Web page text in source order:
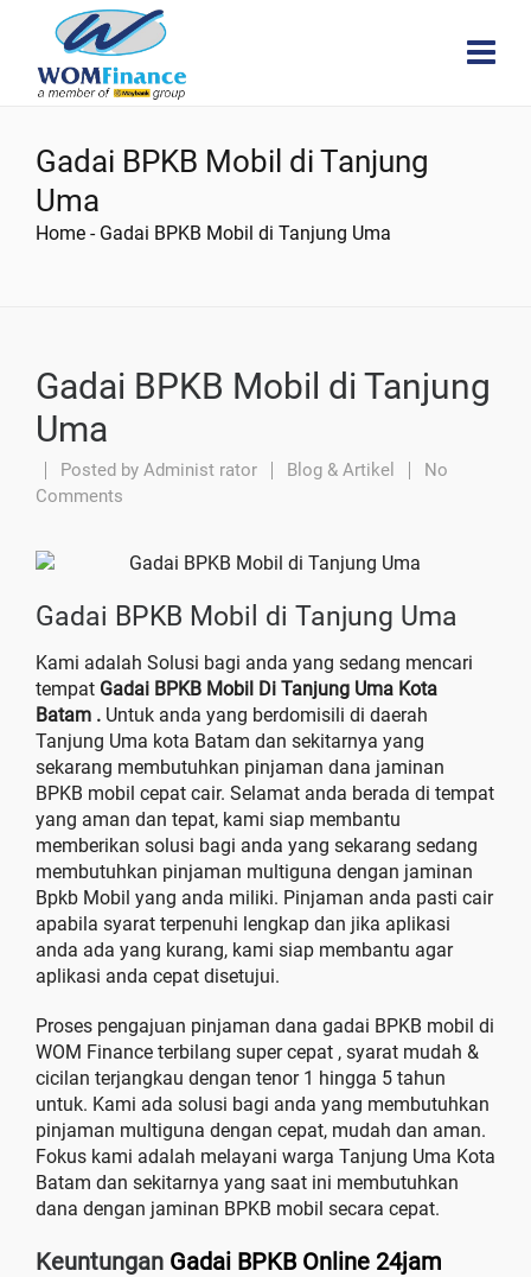
Gadai BPKB Mobil di Tanjung
Uma
Home - Gadai BPKB Mobil di Tanjung Uma
Gadai BPKB Mobil di Tanjung
Uma
Posted by Administ rator Blog & Artikel
No
Comments
Gadai BPKB Mobil di Tanjung Uma
Kami adalah Solusi bagi anda yang sedang mencari
tempat Gadai BPKB Mobil Di Tanjung Uma Kota
Batam . Untuk anda yang berdomisili di daerah
Tanjung Uma kota Batam dan sekitarnya yang
sekarang membutuhkan pinjaman dana jaminan
BPKB mobil cepat cair. Selamat anda berada di tempat
yang aman dan tepat, kami siap membantu
memberikan solusi bagi anda yang sekarang sedang
membutuhkan pinjaman multiguna dengan jaminan
Bpkb Mobil yang anda miliki. Pinjaman anda pasti cair
apabila syarat terpenuhi lengkap dan jika aplikasi
anda ada yang kurang, kami siap membantu agar
aplikasi anda cepat disetujui.
Proses pengajuan pinjaman dana gadai BPKB mobil di
WOM Finance terbilang super cepat , syarat mudah &
cicilan terjangkau dengan tenor 1 hingga 5 tahun
untuk. Kami ada solusi bagi anda yang membutuhkan
pinjaman multiguna dengan cepat, mudah dan aman.
Fokus kami adalah melayani warga Tanjung Uma Kota
Batam dan sekitarnya yang saat ini membutuhkan
dana dengan jaminan BPKB mobil secara cepat.
Keuntungan Gadai BPKB Online 24jam